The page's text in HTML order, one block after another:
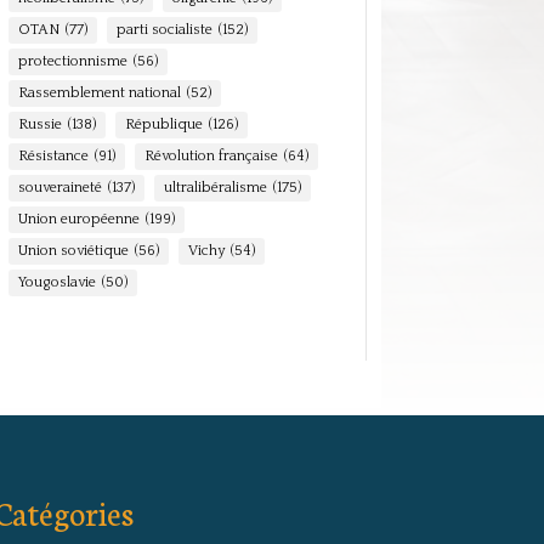
OTAN (77) parti socialiste (152)
protectionnisme (56)
Rassemblement national (52)
Russie (138) République (126)
Résistance (91) Révolution française (64)
souveraineté (137) ultralibéralisme (175)
Union européenne (199)
Union soviétique (56) Vichy (54)
Yougoslavie (50)